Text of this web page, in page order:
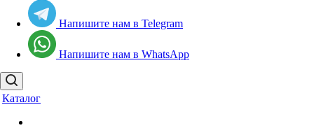
Напишите нам в Telegram
Напишите нам в WhatsApp
Каталог